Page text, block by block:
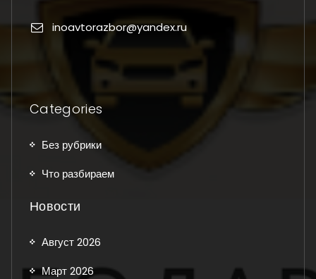
inoavtorazbor@yandex.ru
Categories
Без рубрики
Что разбираем
Новости
Август 2026
Март 2026